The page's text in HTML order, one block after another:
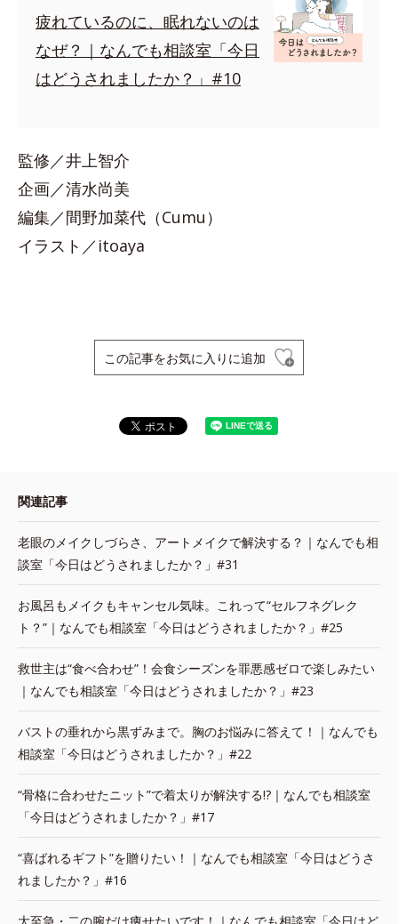
疲れているのに、眠れないのは
なぜ？｜なんでも相談室「今日
はどうされましたか？」#10
監修／井上智介
企画／清水尚美
編集／間野加菜代（Cumu）
イラスト／itoaya
この記事をお気に入りに追加
関連記事
老眼のメイクしづらさ、アートメイクで解決する？｜なんでも相
談室「今日はどうされましたか？」#31
お風呂もメイクもキャンセル気味。これって“セルフネグレク
ト？”｜なんでも相談室「今日はどうされましたか？」#25
救世主は“食べ合わせ”！会食シーズンを罪悪感ゼロで楽しみたい
｜なんでも相談室「今日はどうされましたか？」#23
バストの垂れから黒ずみまで。胸のお悩みに答えて！｜なんでも
相談室「今日はどうされましたか？」#22
“骨格に合わせたニット”で着太りが解決する!?｜なんでも相談室
「今日はどうされましたか？」#17
“喜ばれるギフト”を贈りたい！｜なんでも相談室「今日はどうさ
れましたか？」#16